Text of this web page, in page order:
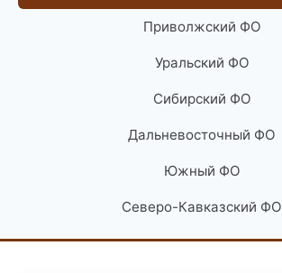
Приволжский ФО
Уральский ФО
Сибирский ФО
Дальневосточный ФО
Южный ФО
Северо-Кавказский ФО